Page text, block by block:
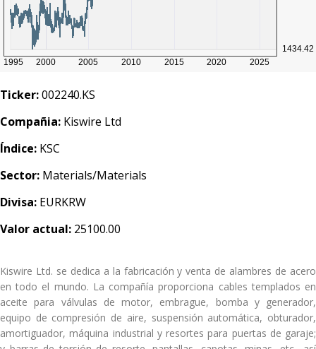
Ticker:002240.KS
Compañia: Kiswire Ltd
Índice: KSC
Sector: Materials/Materials
Divisa: EURKRW
Valor actual: 25100.00
Kiswire Ltd. se dedica a la fabricación y venta de alambres de acero
en todo el mundo. La compañía proporciona cables templados en
aceite para válvulas de motor, embrague, bomba y generador,
equipo de compresión de aire, suspensión automática, obturador,
amortiguador, máquina industrial y resortes para puertas de garaje;